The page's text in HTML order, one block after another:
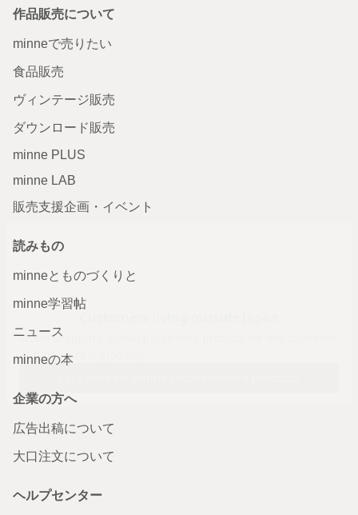
作品販売について
minneで売りたい
食品販売
ヴィンテージ販売
ダウンロード販売
minne PLUS
minne LAB
販売支援企画・イベント
読みもの
minneとものづくりと
minne学習帖
ニュース
minneの本
企業の方へ
広告出稿について
大口注文について
ヘルプセンター